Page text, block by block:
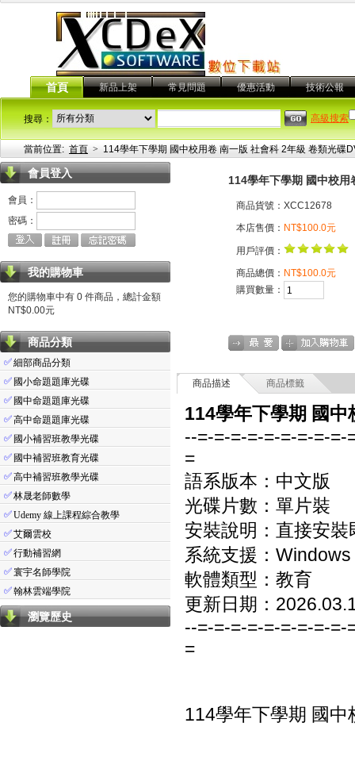
首頁 新品上架 常見問題 優惠活動 技術公報
搜尋： 高級搜索
當前位置: 首頁 > 114學年下學期 國中校用卷 南一版 社會科 2年級 卷類光碟
會員登入
會員：
密碼：
我的購物車
您的購物車中有 0 件商品，總計金額
NT$0.00元
商品分類
✅細部商品分類
✅ 國小命題題庫光碟
✅ 國中命題題庫光碟
✅高中命題題庫光碟
✅ 國小補習班教學光碟
✅ 國中補習班教育光碟
✅高中補習班教學光碟
✅林晟老師數學
✅Udemy 線上課程綜合教學
✅艾爾雲校
✅行動補習網
✅寰宇名師學院
✅翰林雲端學院
瀏覽歷史
114學年下學期 國中校
商品貨號：XCC12678
本店售價： NT$100.0元
用戶評價：
商品總價： NT$100.0元
購買數量：
商品描述 商品標籤
114學年下學期 國
--=-=-=-=-=-=-=-=-=-
=
語系版本：中文版
光碟片數：單片裝
安裝說明：直接安裝
系統支援：
軟體類型：教育
更新日期：
--=-=-=-=-=-=-=-=-=-
=
114學年下學期 國